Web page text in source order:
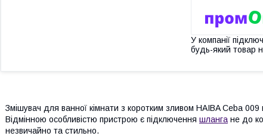
У компанії
будь-який товар
Змішувач для ванної кімнати з коротким зливом HAIBA Ceba
Відмінною особливістю пристрою є підключення шланга не до
незвичайно та стильно.